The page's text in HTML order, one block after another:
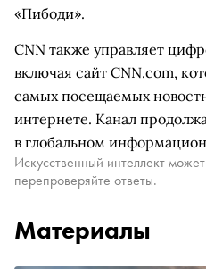
«Пибоди».
CNN также управляет
включая сайт CNN.com,
самых посещаемых
интернете. Канал
в глобальном
Искусственный интеллект
перепроверяйте ответы.
Материалы